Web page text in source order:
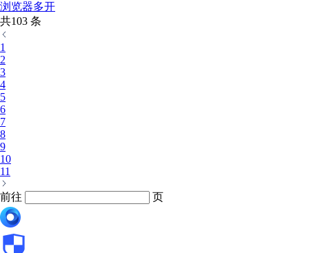
浏览器多开
共103 条
1
2
3
4
5
6
7
8
9
10
11
前往 页